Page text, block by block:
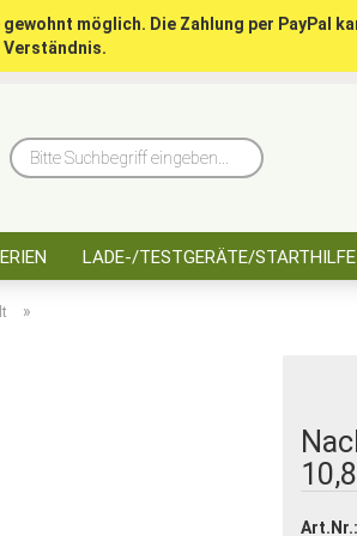
Bitte
möglich. Die Zahlung per PayPal
Verständnis.
LADE-/TESTGERÄTE/STARTHILFE
»
Art.Nr.: